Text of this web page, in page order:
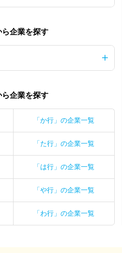
ら企業を探す
ら企業を探す
「か行」の企業一覧
「た行」の企業一覧
「は行」の企業一覧
「や行」の企業一覧
「わ行」の企業一覧